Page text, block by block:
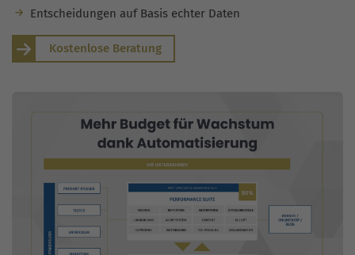
Entscheidungen auf Basis echter Daten
Kostenlose Beratung